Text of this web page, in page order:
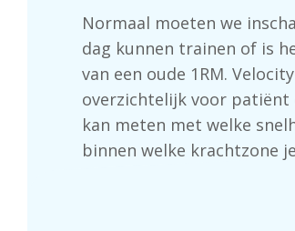
Normaal moeten we
dag kunnen trainen of is
van een oude 1RM.
overzichtelijk voor
kan meten met welke
binnen welke krachtzone